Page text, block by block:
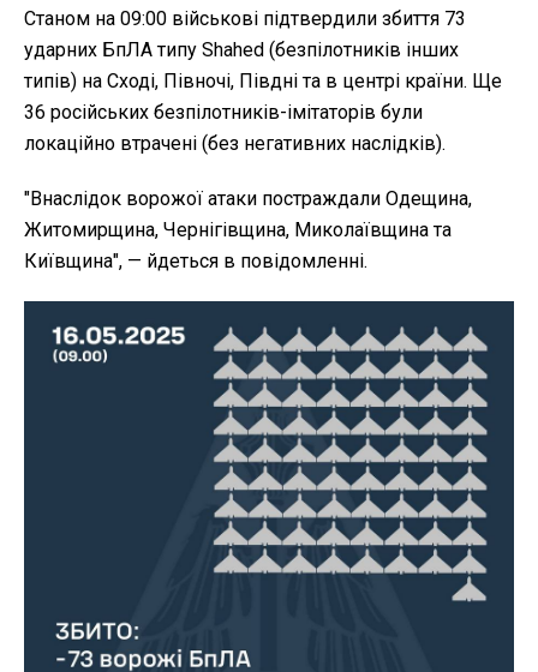
Станом на 09:00 військові підтвердили збиття 73
ударних БпЛА типу Shahed (безпілотників інших
типів) на Сході, Півночі, Півдні та в центрі країни. Ще
36 російських безпілотників-імітаторів були
локаційно втрачені (без негативних наслідків).
"Внаслідок ворожої атаки постраждали Одещина,
Житомирщина, Чернігівщина, Миколаївщина та
Київщина", — йдеться в повідомленні.